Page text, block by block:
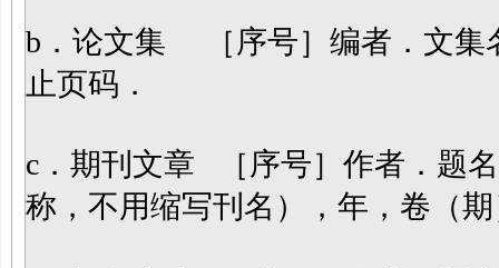
b．论文集 ［序号］编者．文集
止页码．
c．期刊文章 ［序号］作者．题
称，不用缩写刊名），年，卷（